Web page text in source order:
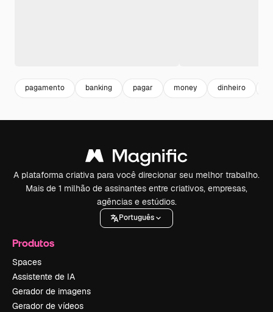
pagamento banking pagar money dinheiro
A plataforma criativa para você direcionar seu melhor trabalho.
Mais de 1 milhão de assinantes entre criativos, empresas,
agências e estúdios.
Português
Produtos
Spaces
Assistente de IA
Gerador de imagens
Gerador de vídeos